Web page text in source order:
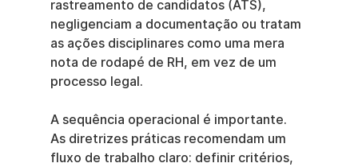
rastreamento de candidatos (ATS),
negligenciam a documentação ou tratam
as ações disciplinares como uma mera
nota de rodapé de RH, em vez de um
processo legal.
A sequência operacional é importante.
As diretrizes práticas recomendam um
fluxo de trabalho claro: definir critérios,